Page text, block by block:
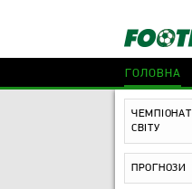
ГОЛОВНА
ЧЕМПІОНАТ
СВІТУ
ПРОГНОЗИ